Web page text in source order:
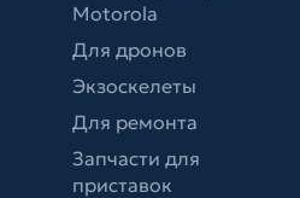
Motorola
Для дронов
Экзоскелеты
Для ремонта
Запчасти для
приставок